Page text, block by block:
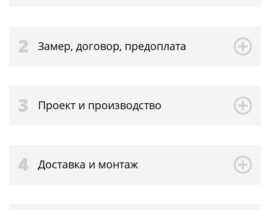
2 Замер, договор, предоплата
3 Проект и производство
4 Доставка и монтаж